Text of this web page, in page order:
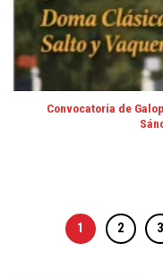
Convocatoria de
1 2 3